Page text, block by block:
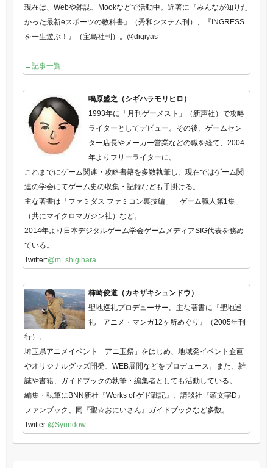
現在は、Webや雑誌、Mookなどで活動中。近著に『みんなが知りた
かった最新eスポーツの教科書』（秀和システム刊）、『INGRESS
を一生遊ぶ！』（宝島社刊）。@digiyas
→記事一覧
鴫原盛之（シギハラモリヒロ）
1993年に「月刊ゲーメスト」（新声社）で攻略
ライターとしてデビュー。その後、ゲームセン
ター店長やメーカー営業などの職を経て、2004
年よりフリーライターに。
これまでにゲーム関連・攻略書籍を多数執筆し、現在ではゲーム関
連の学会にてゲーム史の収集・記録なども手掛ける。
主な著書は「ファミダス ファミコン裏技編」「ゲーム職人第1集」
（共にマイクロマガジン社）など。
2014年より日本デジタルゲーム学会ゲームメディアSIG代表を務め
ている。
Twitter:@m_shigihara
柿崎俊道（カキザキシュンドウ）
聖地巡礼プロデューサー。主な著書に『聖地巡
礼 アニメ・マンガ12ヶ所めぐり』（2005年刊
行）。
埼玉県アニメイベント「アニ玉祭」をはじめ、地域発イベント企画
やオリジナルグッズ開発、WEB展開などをプロデュース。また、雑
誌や書籍、ガイドブックの執筆・編集者としても活動している。
編集・執筆にBNN新社『Works of ゲド戦記』、講談社『頭文字D』
ファンブック、同『聖☆おにいさん』ガイドブックなど多数。
Twitter:@Syundow